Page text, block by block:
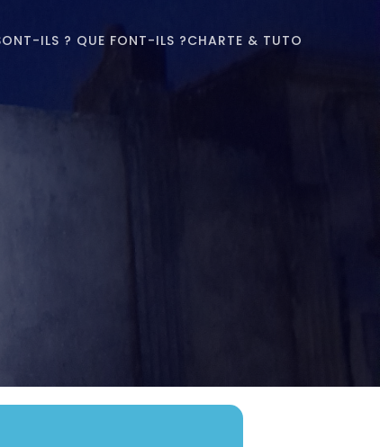
ILS ? QUE FONT-ILS ?CHARTE & TUTO